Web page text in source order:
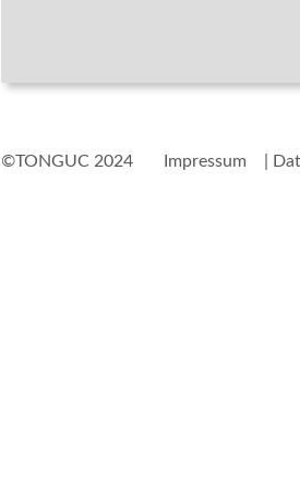
©TONGUC 2024 Impressum |